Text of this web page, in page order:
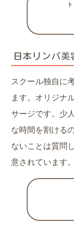
日本リンパ美
スクール独自に
ます。オリジナ
サージです。少
な時間を割ける
ないことは質問
意されています。